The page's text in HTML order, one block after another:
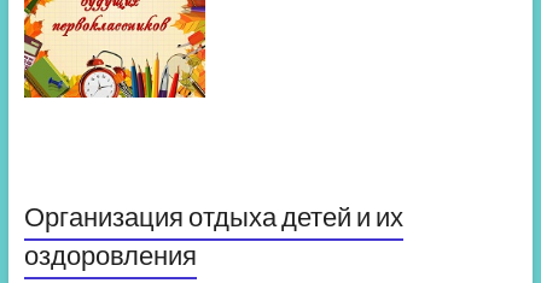
Организация отдыха детей и их
оздоровления